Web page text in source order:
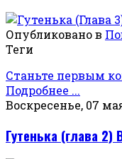
Опубликовано в
Теги
Станьте первым
Подробнее ...
Воскресенье, 07
Гутенька (глава 2)